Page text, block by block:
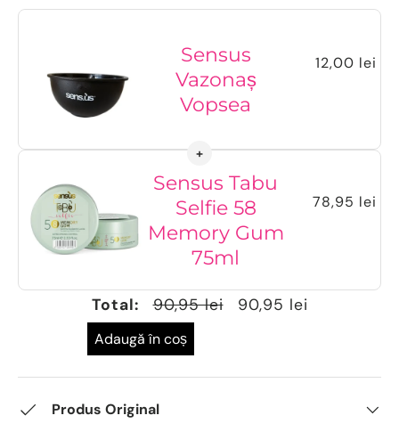
Sensus
Vazonaș
Vopsea
12,00 lei
Sensus Tabu
Selfie 58
Memory Gum
75ml
78,95 lei
Total: 90,95 lei 90,95 lei
Adaugă în coș
Produs Original